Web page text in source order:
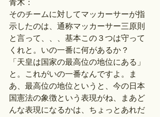
青木：
そのチームに対してマッカーサーが指
示したのは、通称マッカーサー三原則
と言って、、、基本この３つは守って
くれと。いの一番に何があるか？
「天皇は国家の最高位の地位にある」
と。これがいの一番なんですよ。ま
あ、最高位の地位というと、今の日本
国憲法の象徴という表現がね、まあど
んな表現になるかは、ちょっとあれだ